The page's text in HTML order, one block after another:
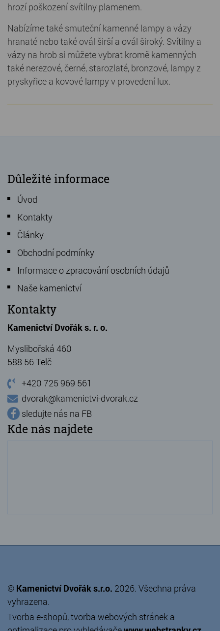
hrozí poškození svítilny plamenem.
Nabízíme také smuteční kamenné lampy a vázy
hranaté nebo také ovál širší a ovál široký. Svítilny a
vázy na hrob si můžete vybrat kromě kamenných
také nerezové, černé, starozlaté, bronzové, lampy z
pryskyřice a kovové lampy v provedení lux.
Důležité informace
Úvod
Kontakty
Články
Obchodní podmínky
Informace o zpracování osobních údajů
Naše kamenictví
Kontakty
Kamenictví Dvořák s. r. o.
Myslibořská 460
588 56 Telč
+420 725 969 561
dvorak@kamenictvi-dvorak.cz
sledujte nás na FB
Kde nás najdete
© Kamenictví Dvořák s.r.o. 2026. Všechna práva
vyhrazena.
Tvorba e-shopů,tvorba webových stránek a